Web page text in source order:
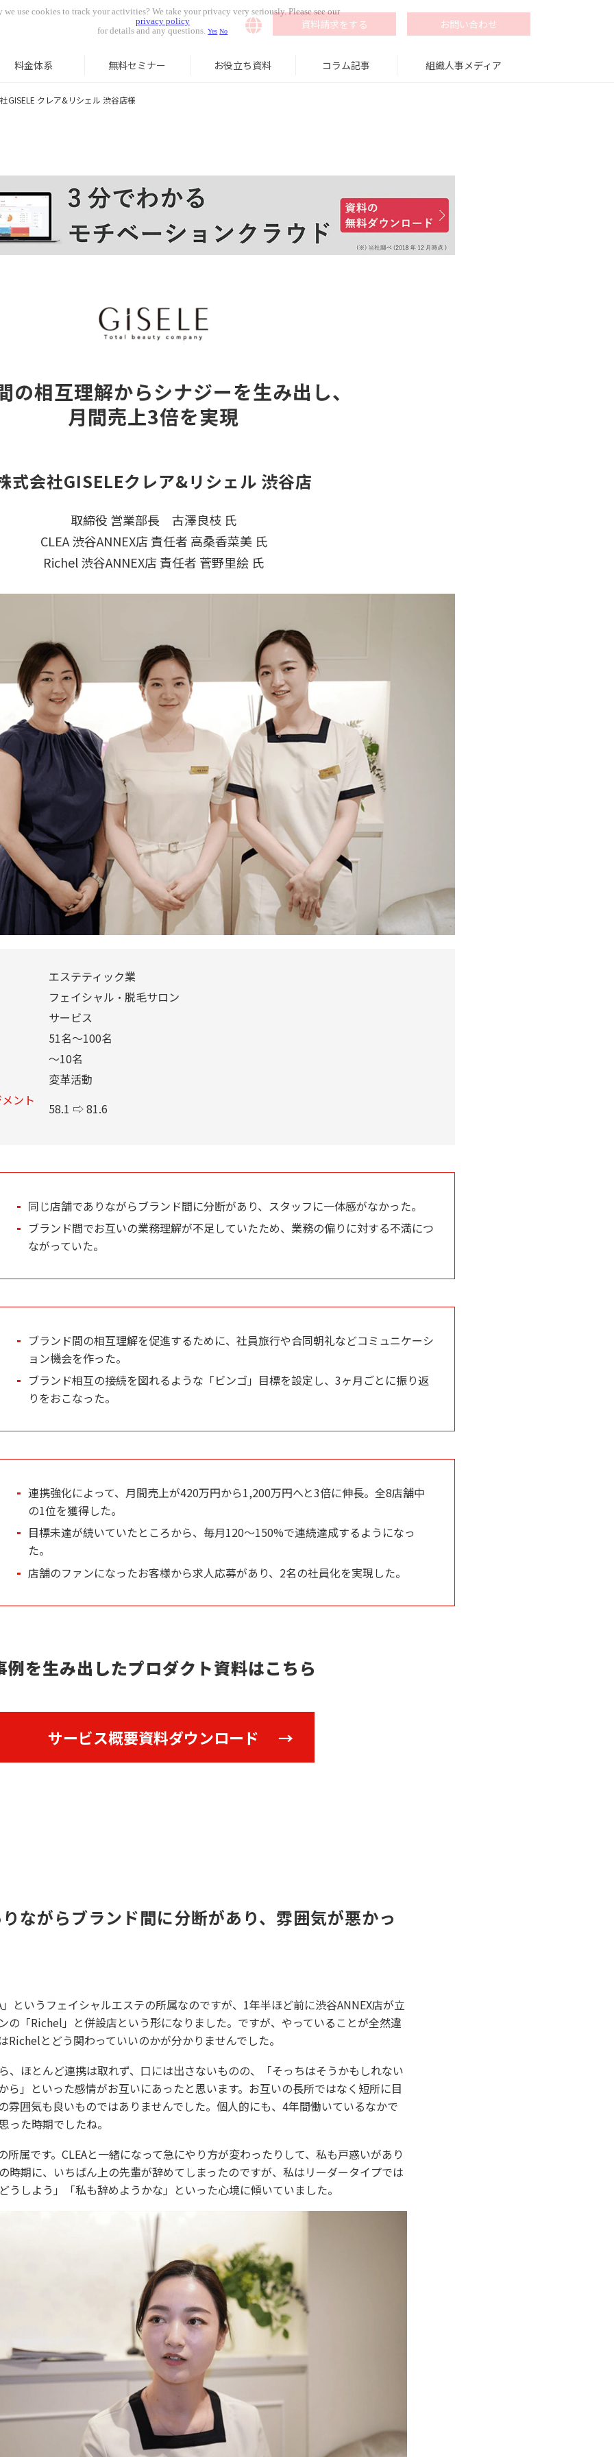
資料請求をする お問い合わせ
料金体系 無料セミナー お役立ち資料 コラム記事 組織人事メディア
GISELE クレア&リシェル 渋谷店様
の相互理解からシナジーを生み出し、
月間売上3倍を実現
式会社GISELEクレア&リシェル 渋谷店
取締役 営業部長 古澤良枝 氏
CLEA 渋谷ANNEX店 責任者 高桑香菜美 氏
Richel 渋谷ANNEX店 責任者 菅野里絵 氏
エステティック業
フェイシャル・脱毛サロン
サービス
51名～100名
～10名
変革活動
ント
58.1 ⇨ 81.6
同じ店舗でありながらブランド間に分断があり、スタッフに一体感がなかった。
ブランド間でお互いの業務理解が不足していたため、業務の偏りに対する不満につ
ながっていた。
ブランド間の相互理解を促進するために、社員旅行や合同朝礼などコミュニケーシ
ョン機会を作った。
ブランド相互の接続を図れるような「ビンゴ」目標を設定し、3ヶ月ごとに振り返
りをおこなった。
連携強化によって、月間売上が420万円から1,200万円へと3倍に伸長。全8店舗中
の1位を獲得した。
目標未達が続いていたところから、毎月120～150%で連続達成するようになっ
た。
店舗のファンになったお客様から求人応募があり、2名の社員化を実現した。
例を生み出したプロダクト資料はこちら
サービス概要資料ダウンロード
ながらブランド間に分断があり、雰囲気が悪かっ
」というフェイシャルエステの所属なのですが、1年半ほど前に渋谷ANNEX店が立
の「Richel」と併設店という形になりました。ですが、やっていることが全然違
Richelとどう関わっていいのかが分かりませんでした。
、ほとんど連携は取れず、口には出さないものの、「そっちはそうかもしれない
ら」といった感情がお互いにあったと思います。お互いの長所ではなく短所に目
雰囲気も良いものではありませんでした。個人的にも、4年間働いているなかで
った時期でしたね。
所属です。CLEAと一緒になって急にやり方が変わったりして、私も戸惑いがあり
時期に、いちばん上の先輩が辞めてしまったのですが、私はリーダータイプでは
うしよう」「私も辞めようかな」といった心境に傾いていました。
we use cookies to track your activities? We take your privacy very seriously. Please see our
privacy policy
for details and any questions.Yes No